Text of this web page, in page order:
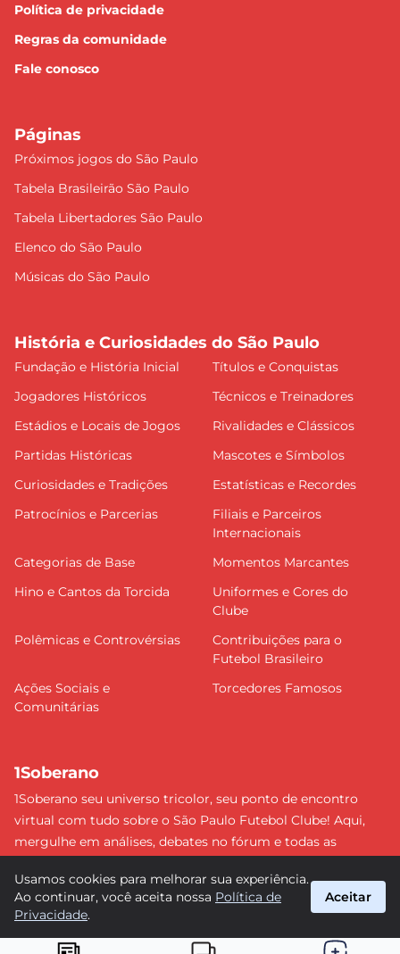
Política de privacidade
Regras da comunidade
Fale conosco
Páginas
Próximos jogos do São Paulo
Tabela Brasileirão São Paulo
Tabela Libertadores São Paulo
Elenco do São Paulo
Músicas do São Paulo
História e Curiosidades do São Paulo
Fundação e História Inicial
Títulos e Conquistas
Jogadores Históricos
Técnicos e Treinadores
Estádios e Locais de Jogos
Rivalidades e Clássicos
Partidas Históricas
Mascotes e Símbolos
Curiosidades e Tradições
Estatísticas e Recordes
Patrocínios e Parcerias
Filiais e Parceiros
Internacionais
Categorias de Base
Momentos Marcantes
Hino e Cantos da Torcida
Uniformes e Cores do
Clube
Polêmicas e Controvérsias
Contribuições para o
Futebol Brasileiro
Ações Sociais e
Comunitárias
Torcedores Famosos
1Soberano
1Soberano seu universo tricolor, seu ponto de encontro
virtual com tudo sobre o São Paulo Futebol Clube! Aqui,
mergulhe em análises, debates no fórum e todas as
detalhe e faça parte dessa comunidade apaixonada pelo
tricolor paulista. #SPFC #SãoPaulo #1Soberano
Usamos cookies para melhorar sua experiência.
Ao continuar, você aceita nossa Política de
Privacidade.
Aceitar